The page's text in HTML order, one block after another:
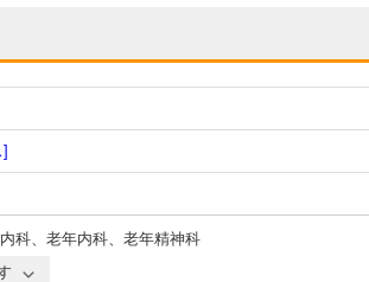
科、 老年内科、 老年精神科